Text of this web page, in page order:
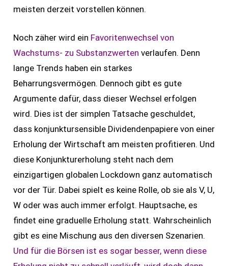
meisten derzeit vorstellen können.
Noch zäher wird ein Favoritenwechsel von
Wachstums- zu Substanzwerten verlaufen. Denn
lange Trends haben ein starkes
Beharrungsvermögen. Dennoch gibt es gute
Argumente dafür, dass dieser Wechsel erfolgen
wird. Dies ist der simplen Tatsache geschuldet,
dass konjunktursensible Dividendenpapiere von einer
Erholung der Wirtschaft am meisten profitieren. Und
diese Konjunkturerholung steht nach dem
einzigartigen globalen Lockdown ganz automatisch
vor der Tür. Dabei spielt es keine Rolle, ob sie als V, U,
W oder was auch immer erfolgt. Hauptsache, es
findet eine graduelle Erholung statt. Wahrscheinlich
gibt es eine Mischung aus den diversen Szenarien.
Und für die Börsen ist es sogar besser, wenn diese